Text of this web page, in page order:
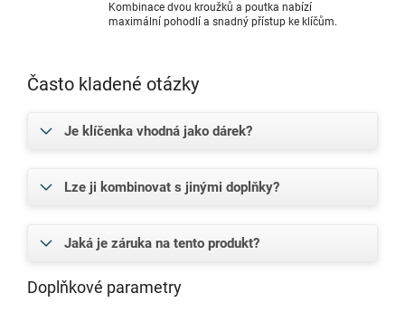
Kombinace dvou kroužků a poutka nabízí
maximální pohodlí a snadný přístup ke klíčům.
Často kladené otázky
Je klíčenka vhodná jako dárek?
Lze ji kombinovat s jinými doplňky?
Jaká je záruka na tento produkt?
Doplňkové parametry